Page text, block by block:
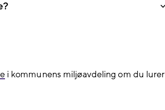
i kommunens miljøavdeling om du lurer